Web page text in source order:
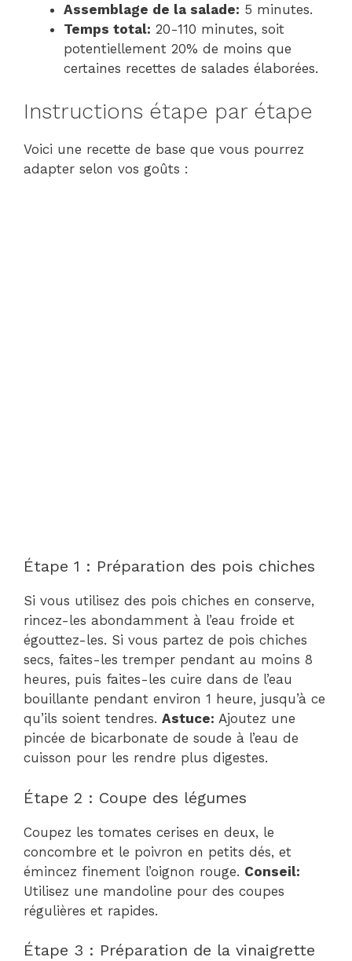
Assemblage de la salade: 5 minutes.
Temps total: 20-110 minutes, soit
potentiellement 20% de moins que
certaines recettes de salades élaborées.
Instructions étape par étape
Voici une recette de base que vous pourrez
adapter selon vos goûts :
Étape 1 : Préparation des pois chiches
Si vous utilisez des pois chiches en conserve,
rincez-les abondamment à l’eau froide et
égouttez-les. Si vous partez de pois chiches
secs, faites-les tremper pendant au moins 8
heures, puis faites-les cuire dans de l’eau
bouillante pendant environ 1 heure, jusqu’à ce
qu’ils soient tendres. Astuce: Ajoutez une
pincée de bicarbonate de soude à l’eau de
cuisson pour les rendre plus digestes.
Étape 2 : Coupe des légumes
Coupez les tomates cerises en deux, le
concombre et le poivron en petits dés, et
émincez finement l’oignon rouge. Conseil:
Utilisez une mandoline pour des coupes
régulières et rapides.
Étape 3 : Préparation de la vinaigrette